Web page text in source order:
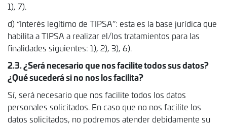
1), 7).
d) “Interés legítimo de TIPSA”: esta es la base jurídica que
habilita a TIPSA a realizar el/los tratamientos para las
finalidades siguientes: 1), 2), 3), 6).
2.3. ¿Será necesario que nos facilite todos sus datos?
¿Qué sucederá si no nos los facilita?
Sí, será necesario que nos facilite todos los datos
personales solicitados. En caso que no nos facilite los
datos solicitados, no podremos atender debidamente su